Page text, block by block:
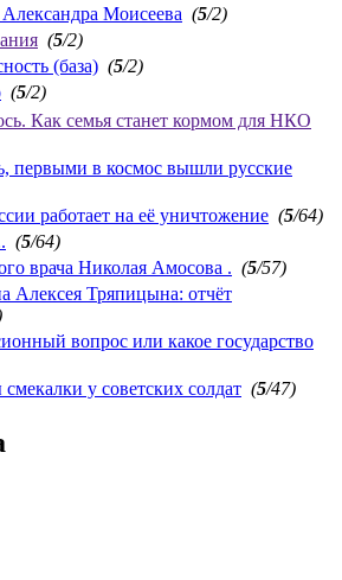
Моисеева (5/2)
(5/2)
(база) (5/2)
(5/2)
Как семья станет кормом для НКО
первыми в космос вышли русские
работает на её уничтожение (5/64)
(5/64)
врача Николая Амосова . (5/57)
Алексея Тряпицына: отчёт
вопрос или какое государство
у советских солдат (5/47)